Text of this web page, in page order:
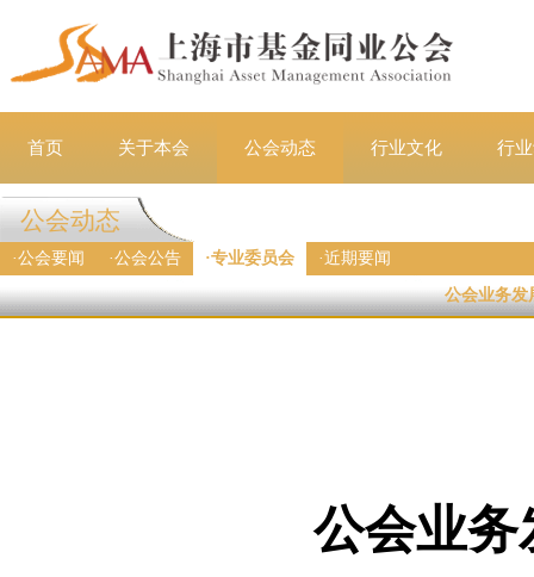
首页 关于本会 公会动态 行业文化 行
公会动态
·公会要闻 ·公会公告 ·专业委员会 ·近期要闻
公会业务发
公会业务